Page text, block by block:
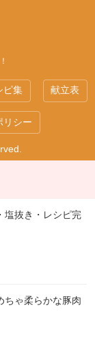
ピ集 献立表
リシー
塩抜き・レシピ完
ちゃ柔らかな豚肉